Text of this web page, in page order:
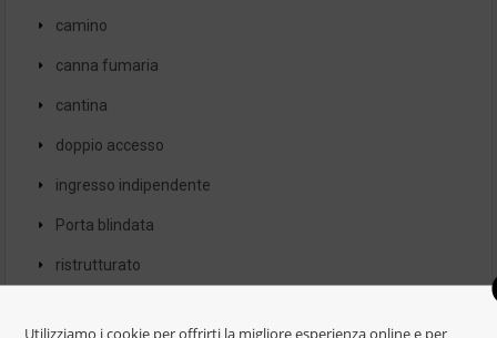
camino
canna fumaria
cantina
doppio accesso
ingresso indipendente
Porta blindata
ristrutturato
Utilizziamo i cookie per offrirti la migliore esperienza online e per